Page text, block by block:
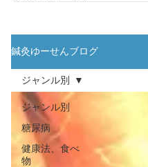
鍼灸ゆーせんブログ
ジャンル別
糖尿病
健康法、食べ
物
ジャンル別